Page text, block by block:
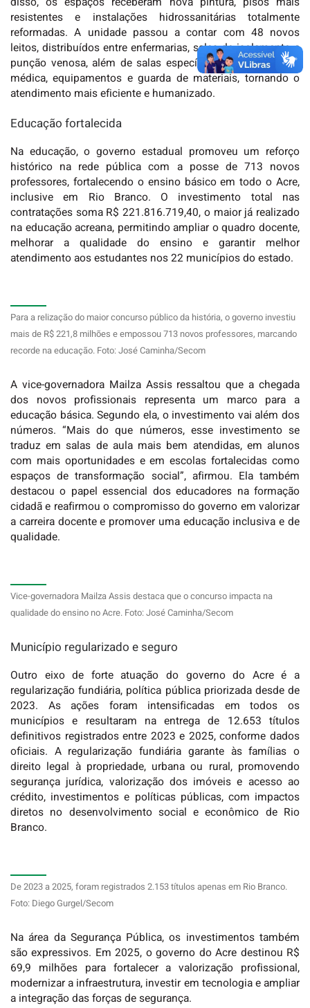
resistentes e instalações hidrossanitárias totalmente
reformadas. A unidade passou a contar com 48 novos
leitos, distribuídos entre enfermarias, salas de isolamento e
punção venosa, além de salas específicas para prescrição
médica, equipamentos e guarda de materiais, tornando o
atendimento mais eficiente e humanizado.
Educação fortalecida
Na educação, o governo estadual promoveu um reforço
histórico na rede pública com a posse de 713 novos
professores, fortalecendo o ensino básico em todo o Acre,
inclusive em Rio Branco. O investimento total nas
contratações soma R$ 221.816.719,40, o maior já realizado
na educação acreana, permitindo ampliar o quadro docente,
melhorar a qualidade do ensino e garantir melhor
atendimento aos estudantes nos 22 municípios do estado.
Para a relização do maior concurso público da história, o governo investiu
mais de R$ 221,8 milhões e empossou 713 novos professores, marcando
recorde na educação. Foto: José Caminha/Secom
A vice-governadora Mailza Assisressaltou que a chegada
dos novos profissionais representa um marco para a
educação básica. Segundo ela, o investimento vai além dos
números. “Mais do que números, esse investimento se
traduz em salas de aula mais bem atendidas, em alunos
com mais oportunidades e em escolas fortalecidas como
espaços de transformação social”, afirmou. Ela também
destacou o papel essencial dos educadores na formação
cidadã e reafirmou o compromisso do governo em valorizar
a carreira docente e promover uma educação inclusiva e de
qualidade.
Vice-governadora Mailza Assis destaca que o concurso impacta na
qualidade do ensino no Acre. Foto: José Caminha/Secom
Município regularizado e seguro
Outro eixo de forte atuação do governo do Acre é a
regularização fundiária, política pública priorizada desde de
2023. As ações foram intensificadas em todos os
municípios e resultaram na entrega de 12.653 títulos
definitivos registrados entre 2023 e 2025, conforme dados
oficiais. A regularização fundiária garante às famílias o
direito legal à propriedade, urbana ou rural, promovendo
segurança jurídica, valorização dos imóveis e acesso ao
crédito, investimentos e políticas públicas, com impactos
diretos no desenvolvimento social e econômico de Rio
Branco.
De 2023 a 2025, foram registrados 2.153 títulos apenas em Rio Branco.
Foto: Diego Gurgel/Secom
Na área da Segurança Pública, os investimentos também
são expressivos. Em 2025, o governo do Acre destinou R$
69,9 milhões para fortalecer a valorização profissional,
modernizar a infraestrutura, investir em tecnologia e ampliar
a integração das forças de segurança.